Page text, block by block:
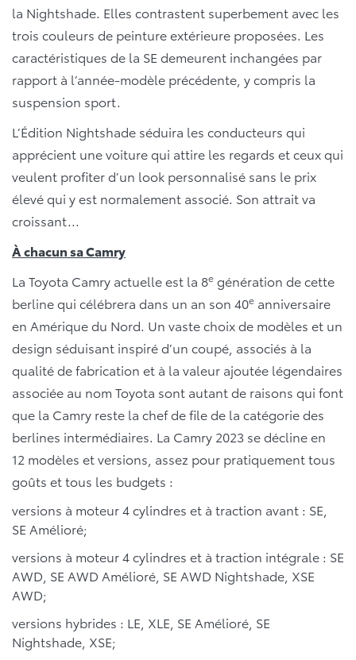
la Nightshade. Elles contrastent superbement avec les
trois couleurs de peinture extérieure proposées. Les
caractéristiques de la SE demeurent inchangées par
rapport à l’année-modèle précédente, y compris la
suspension sport.
L’Édition Nightshade séduira les conducteurs qui
apprécient une voiture qui attire les regards et ceux qui
veulent profiter d’un look personnalisé sans le prix
élevé qui y est normalement associé. Son attrait va
croissant...
À chacun sa Camry
La Toyota Camry actuelle est la 8e génération de cette
berline qui célébrera dans un an son 40e anniversaire
en Amérique du Nord. Un vaste choix de modèles et un
design séduisant inspiré d’un coupé, associés à la
qualité de fabrication et à la valeur ajoutée légendaires
associée au nom Toyota sont autant de raisons qui font
que la Camry reste la chef de file de la catégorie des
berlines intermédiaires. La Camry 2023 se décline en
12 modèles et versions, assez pour pratiquement tous
goûts et tous les budgets :
versions à moteur 4 cylindres et à traction avant : SE,
SE Amélioré;
versions à moteur 4 cylindres et à traction intégrale : SE
AWD, SE AWD Amélioré, SE AWD Nightshade, XSE
AWD;
versions hybrides : LE, XLE, SE Amélioré, SE
Nightshade, XSE;